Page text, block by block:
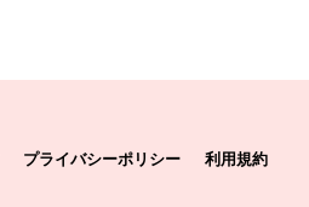
プライバシーポリシー 利用規約